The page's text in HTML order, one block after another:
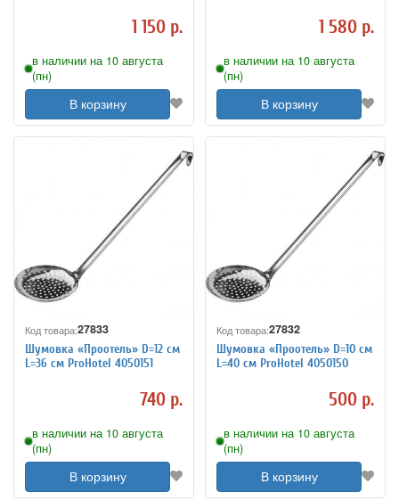
1 150 р.
в наличии на 10 августа
(пн)
В корзину
1 580 р.
в наличии на 10 августа
(пн)
В корзину
Код товара:27833
Шумовка «Проотель» D=12 см
L=36 см ProHotel 4050151
740 р.
в наличии на 10 августа
(пн)
В корзину
Код товара:27832
Шумовка «Проотель» D=10 см
L=40 см ProHotel 4050150
500 р.
в наличии на 10 августа
(пн)
В корзину